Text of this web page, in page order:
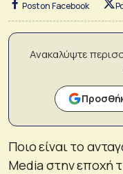
Post on Facebook
Ανακαλύψτε
Ποιο είναι το
Media στην εποχή